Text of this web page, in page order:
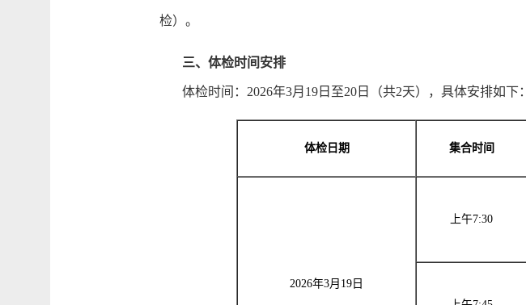
检）。
三、体检时间安排
体检时间：2026年3月19日至20日（共2天），具体安排如下：
体检日期 集合时间
2026年3月 19 日
上午7:30